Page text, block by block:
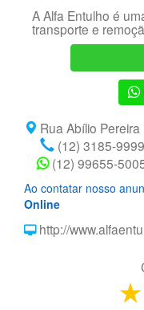
A Alfa Entulho é
transporte e
Rua Abílio
(12) 3185-9999
(12) 99655-
Ao contatar nosso
Online
http://